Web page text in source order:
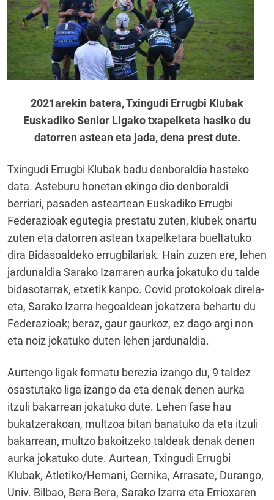
2021arekin batera, Txingudi Errugbi Klubak
Euskadiko Senior Ligako txapelketa hasiko du
datorren astean eta jada, dena prest dute.
Txingudi Errugbi Klubak badu denboraldia hasteko
data. Asteburu honetan ekingo dio denboraldi
berriari, pasaden asteartean Euskadiko Errugbi
Federazioak egutegia prestatu zuten, klubek onartu
zuten eta datorren astean txapelketara bueltatuko
dira Bidasoaldeko errugbilariak. Hain zuzen ere, lehen
jardunaldia Sarako Izarraren aurka jokatuko du talde
bidasotarrak, etxetik kanpo. Covid protokoloak direla-
eta, Sarako Izarra hegoaldean jokatzera behartu du
Federazioak; beraz, gaur gaurkoz, ez dago argi non
eta noiz jokatuko duten lehen jardunaldia.
Aurtengo ligak formatu berezia izango du, 9 taldez
osastutako liga izango da eta denak denen aurka
itzuli bakarrean jokatuko dute. Lehen fase hau
bukatzerakoan, multzoa bitan banatuko da eta itzuli
bakarrean, multzo bakoitzeko taldeak denak denen
aurka jokatuko dute. Aurtean, Txingudi Errugbi
Klubak, Atletiko/Hernani, Gernika, Arrasate, Durango,
Univ. Bilbao, Bera Bera, Sarako Izarra eta Errioxaren